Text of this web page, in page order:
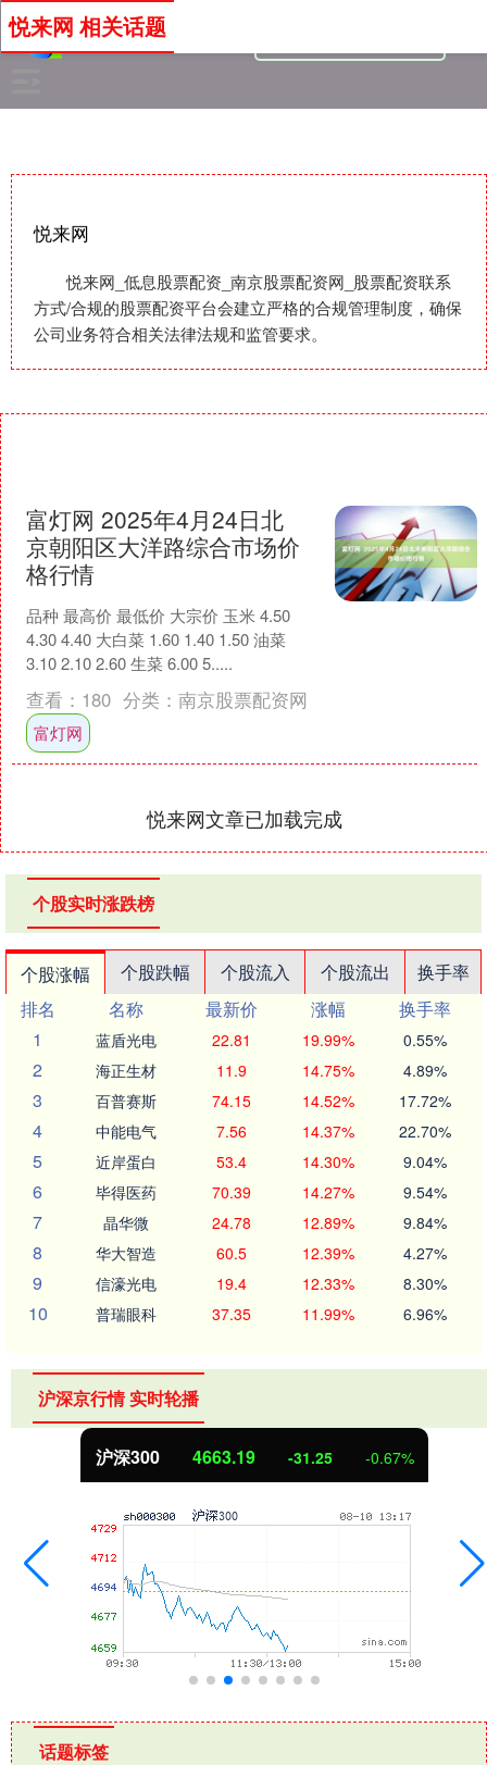
悦来网
悦来网_低息股票配资_南京股票配资网_股票配资联系
方式/合规的股票配资平台会建立严格的合规管理制度，确保
公司业务符合相关法律法规和监管要求。
悦来网 相关话题
富灯网 2025年4月24日北
京朝阳区大洋路综合市场价
格行情
品种 最高价 最低价 大宗价 玉米 4.50
4.30 4.40 大白菜 1.60 1.40 1.50 油菜
3.10 2.10 2.60 生菜 6.00 5.....
查看： 180 分类： 南京股票配资网
富灯网
悦来网文章已加载完成
个股实时涨跌榜
个股涨幅 个股跌幅 个股流入 个股流出
换手率
排名
名称 最新价 涨幅
换手率
1
蓝盾光电 22.81 19.99% 0.55%
2 海正生材 11.9 14.75% 4.89%
3 百普赛斯 74.15 14.52% 17.72%
4 中能电气 7.56 14.37% 22.70%
5 近岸蛋白 53.4 14.30% 9.04%
6 毕得医药 70.39 14.27% 9.54%
7 晶华微 24.78 12.89% 9.84%
8 华大智造 60.5 12.39% 4.27%
9 信濠光电 19.4 12.33% 8.30%
10 普瑞眼科 37.35 11.99% 6.96%
沪深京行情 实时轮播
沪深300 4663.19 -31.25 -0.67%
话题标签